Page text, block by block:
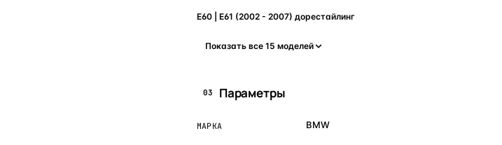
E60 | E61 (2002 - 2007) дорестайлинг
Показать все 15 моделей
03 Параметры
МАРКА BMW